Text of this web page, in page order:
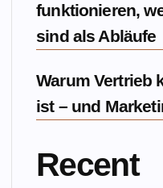
funktionieren,
sind als Abläufe
Warum Vertrieb
ist – und
Recent